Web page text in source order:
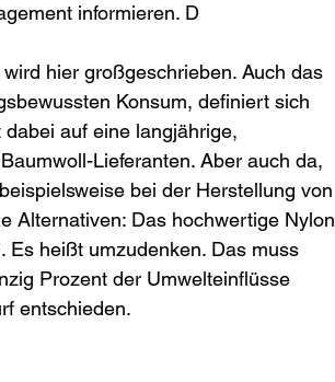
informieren. D
hier großgeschrieben. Auch das
Konsum, definiert sich
auf eine langjährige,
Lieferanten. Aber auch da,
bei der Herstellung von
Alternativen: Das hochwertige Nylon
Es heißt umzudenken. Das muss
Prozent der Umwelteinflüsse
entschieden.